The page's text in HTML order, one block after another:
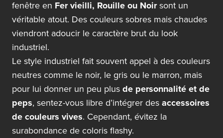
fenêtre en Fer vieilli, Rouilleou Noirsont un
véritable atout. Des couleurs sobres mais chaudes
viendront adoucir le caractère brut du look
industriel.
Le style industriel fait souvent appel à des couleurs
neutres comme le noir, le gris ou le marron, mais
pour lui donner un peu plusde personnalité et de
peps, sentez-vous libre d’intégrer desaccessoires
de couleurs vives. Cependant, évitez la
surabondance de coloris flashy.